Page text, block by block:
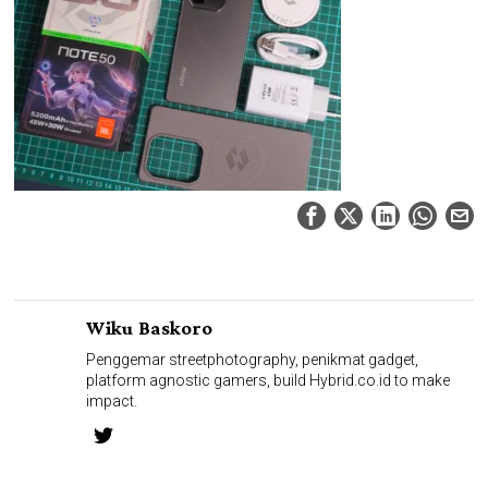
Wiku Baskoro
Penggemar streetphotography, penikmat gadget,
platform agnostic gamers, build Hybrid.co.id to make
impact.